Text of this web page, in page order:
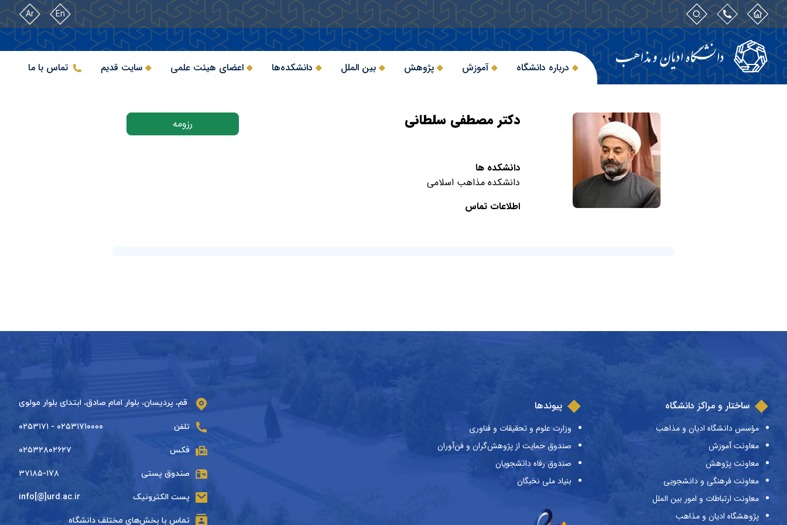
En
Ar
درباره دانشگاه آموزش پژوهش بین الملل دانشکده‌ها اعضای هیئت علمی سایت قدیم تماس با ما
دکتر مصطفی سلطانی
دانشکده ها
دانشکده مذاهب اسلامی
اطلاعات تماس
رزومه
ساختار و مراکز دانشگاه
مؤسس دانشگاه ادیان و مذاهب
معاونت آموزش
معاونت پژوهش
معاونت فرهنگی و دانشجویی
معاونت ارتباطات و امور بین الملل
پژوهشگاه ادیان و مذاهب
پیوندها
وزارت علوم و تحقیقات و فناوری
صندوق حمایت از پژوهش‌گران و فن‌آوران
صندوق رفاه دانشجویان
بنیاد ملی نخبگان
قم، پردیسان، بلوار امام صادق، ابتدای بلوار مولوی
تلفن ۰۲۵۳۱۷۱۰۰۰۰ - ۰۲۵۳۱۷۱
فکس ۰۲۵۳۲۸۰۲۶۲۷
صندوق پستی ۳۷۱۸۵-۱۷۸
پست الکترونیک info[@]urd.ac.ir
تماس با بخش‌های مختلف دانشگاه